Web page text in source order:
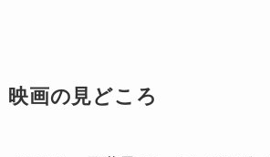
映画の見どころ